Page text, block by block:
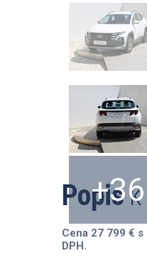
+36
Popisk
Cena 27 799 €
DPH.